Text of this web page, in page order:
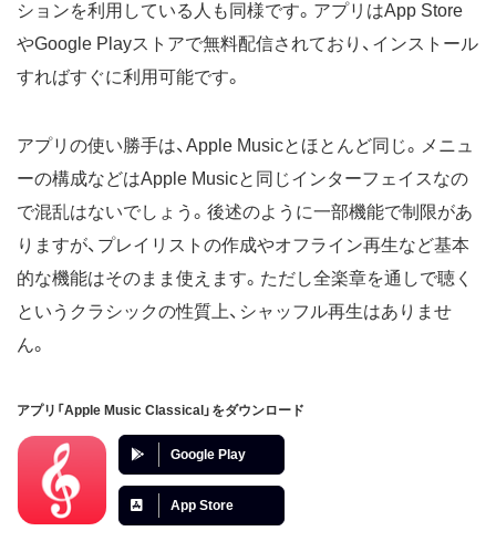
ションを利用している人も同様です。アプリはApp Store
やGoogle Playストアで無料配信されており、インストール
すればすぐに利用可能です。
アプリの使い勝手は、Apple Musicとほとんど同じ。メニュ
ーの構成などはApple Musicと同じインターフェイスなの
で混乱はないでしょう。後述のように一部機能で制限があ
りますが、プレイリストの作成やオフライン再生など基本
的な機能はそのまま使えます。ただし全楽章を通しで聴く
というクラシックの性質上、シャッフル再生はありませ
ん。
アプリ「Apple Music Classical」をダウンロード
Google Play
App Store